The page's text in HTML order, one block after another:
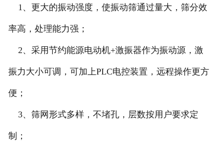
1、更大的振动强度，使振动筛通过量大，筛分效
率高，处理能力强；
2、采用节约能源电动机+激振器作为振动源，激
振力大小可调，可加上PLC电控装置，远程操作更方
便；
3、筛网形式多样，不堵孔，层数按用户要求定
制；